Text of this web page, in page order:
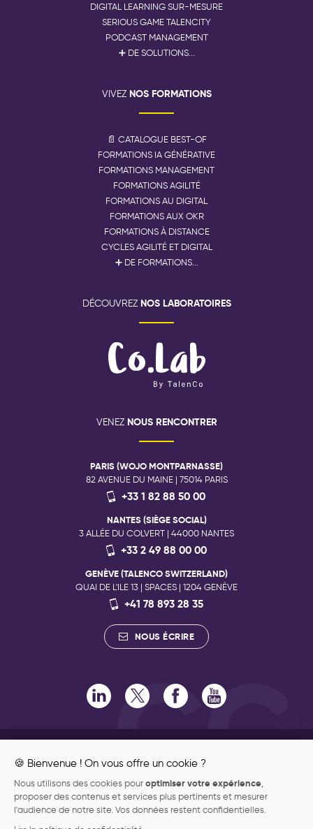
🍪 Bienvenue ! On vous offre un cookie ?
Nous utilisons des cookies pour optimiser votre expérience
proposer des contenus et services plus pertinents et mesurer
l'audience de notre site. Vos données restent confidentielles.
DIGITAL LEARNING SUR-MESURE
SERIOUS GAME TALENCITY
PODCAST MANAGEMENT
➕ DE SOLUTIONS...
VIVEZ NOS FORMATIONS
📄 CATALOGUE BEST-OF
FORMATIONS IA GÉNÉRATIVE
FORMATIONS MANAGEMENT
FORMATIONS AGILITÉ
FORMATIONS AU DIGITAL
FORMATIONS AUX OKR
FORMATIONS À DISTANCE
CYCLES AGILITÉ ET DIGITAL
➕ DE FORMATIONS...
DÉCOUVREZ NOS LABORATOIRES
VENEZ NOUS RENCONTRER
PARIS (WOJO MONTPARNASSE)
82 AVENUE DU MAINE | 75014 PARIS
+33 1 82 88 50 00
NANTES (SIÈGE SOCIAL)
3 ALLÉE DU COLVERT | 44000 NANTES
+33 2 49 88 00 00
GENÈVE (TALENCO SWITZERLAND)
QUAI DE L'ILE 13 | SPACES | 1204 GENÈVE
+41 78 893 28 35
NOUS ÉCRIRE
ENGAGEMENTS RSE
ENGAGEMENT PHILANTHROPIQUE
DONNÉES PERSONNELLES